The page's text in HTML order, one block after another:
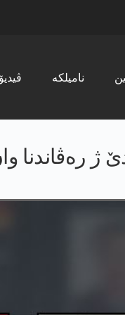
ڤیدیۆ نامیلکە
ژ رەڤاندنا